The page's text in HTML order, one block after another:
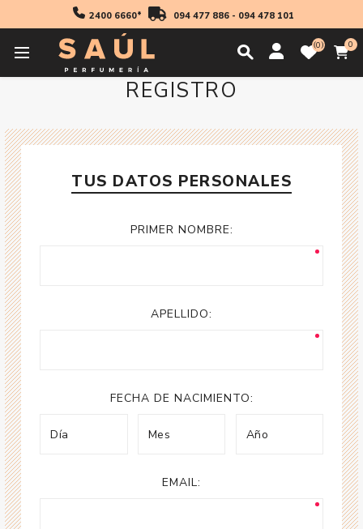
2400 6660* 094 477 886- 094 478 101
0 0
REGISTRO
TUS DATOS PERSONALES
PRIMER NOMBRE:
APELLIDO:
FECHA DE NACIMIENTO:
EMAIL: